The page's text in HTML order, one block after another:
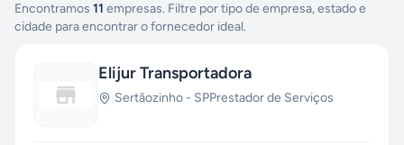
Encontramos 11 empresas. Filtre por tipo de empresa, estado e
cidade para encontrar o fornecedor ideal.
Elijur Transportadora
Sertãozinho - SPPrestador de Serviços